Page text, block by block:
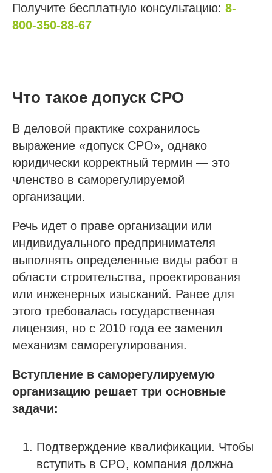
Получите бесплатную консультацию: 8-
800-350-88-67
Что такое допуск СРО
В деловой практике сохранилось
выражение «допуск СРО», однако
юридически корректный термин — это
членство в саморегулируемой
организации.
Речь идет о праве организации или
индивидуального предпринимателя
выполнять определенные виды работ в
области строительства, проектирования
или инженерных изысканий. Ранее для
этого требовалась государственная
лицензия, но с 2010 года ее заменил
механизм саморегулирования.
Вступление в саморегулируемую
организацию решает три основные
задачи:
Подтверждение квалификации. Чтобы
вступить в СРО, компания должна